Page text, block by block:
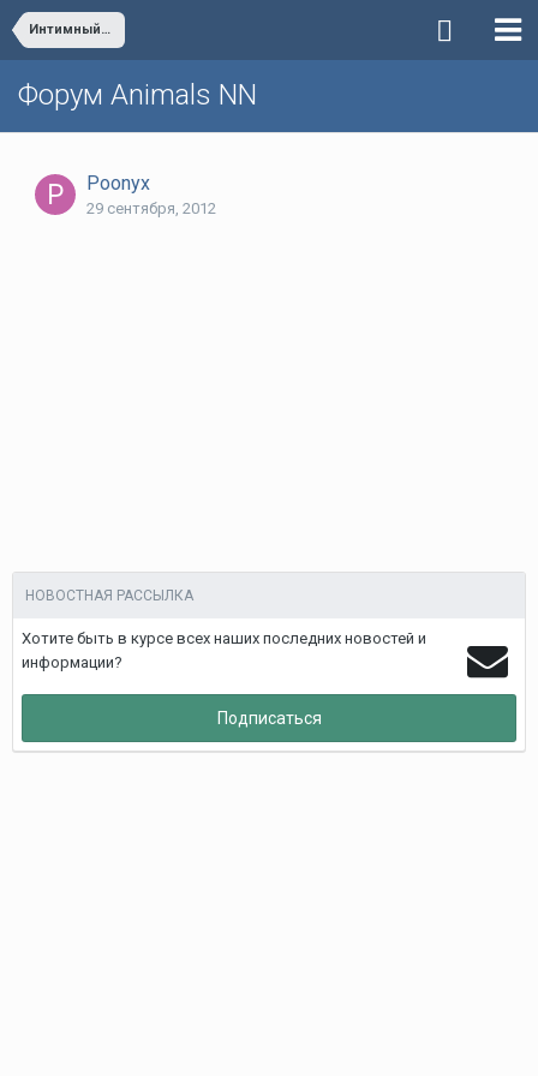
Интимный вопрос. Кастрация собак.
Форум Animals NN
Poonyx
29 сентября, 2012
НОВОСТНАЯ РАССЫЛКА
Хотите быть в курсе всех наших последних новостей и
информации?
Подписаться